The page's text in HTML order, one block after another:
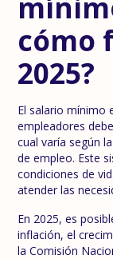
cómo
2025?
El salario mínimo
empleadores
cual varía según
de empleo. Este
condiciones de
atender las
En 2025, es
inflación, el
la Comisión